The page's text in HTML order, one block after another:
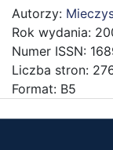
Autorzy:
Rok wydania:
Numer ISSN:
Liczba stron:
Format: B5